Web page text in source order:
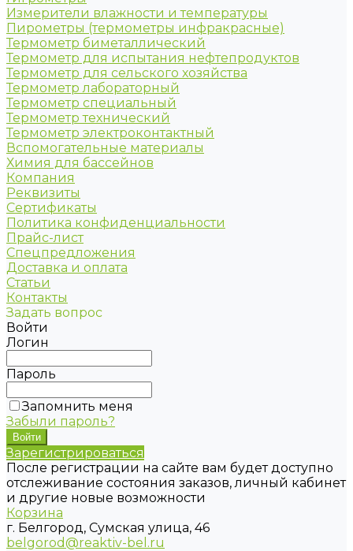
Измерители влажности и температуры
Пирометры (термометры инфракрасные)
Термометр биметаллический
Термометр для испытания нефтепродуктов
Термометр для сельского хозяйства
Термометр лабораторный
Термометр специальный
Термометр технический
Термометр электроконтактный
Вспомогательные материалы
Химия для бассейнов
Компания
Реквизиты
Сертификаты
Политика конфиденциальности
Прайс-лист
Спецпредложения
Доставка и оплата
Статьи
Контакты
Задать вопрос
Войти
Логин
Пароль
Запомнить меня
Забыли пароль?
Зарегистрироваться
После регистрации на сайте вам будет доступно
отслеживание состояния заказов, личный кабинет
и другие новые возможности
Корзина
г. Белгород, Сумская улица, 46
belgorod@reaktiv-bel.ru